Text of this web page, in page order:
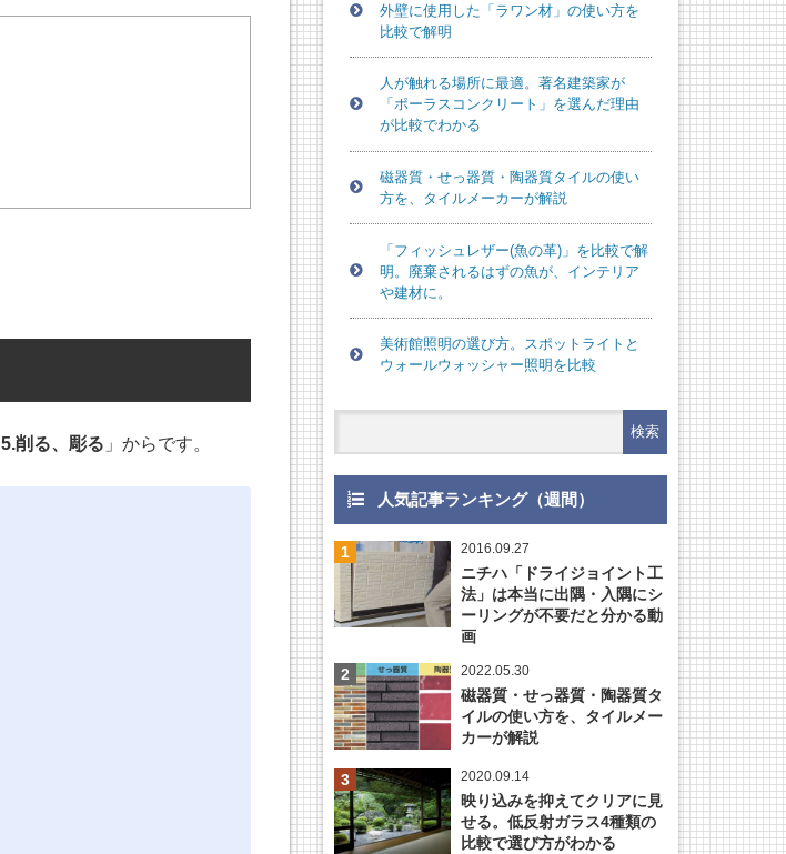
5.削る、彫る 」からです。
外壁に使用した「ラワン材」の使い方を
比較で解明
人が触れる場所に最適。著名建築家が
「ポーラスコンクリート」を選んだ理由
が比較でわかる
磁器質・せっ器質・陶器質タイルの使い
方を、タイルメーカーが解説
「フィッシュレザー(魚の革)」を比較で解
明。廃棄されるはずの魚が、インテリア
や建材に。
美術館照明の選び方。スポットライトと
ウォールウォッシャー照明を比較
人気記事ランキング（週間）
2016.09.27
ニチハ「ドライジョイント工
法」は本当に出隅・入隅にシ
ーリングが不要だと分かる動
画
2022.05.30
磁器質・せっ器質・陶器質タ
イルの使い方を、タイルメー
カーが解説
2020.09.14
映り込みを抑えてクリアに見
せる。低反射ガラス4種類の
比較で選び方がわかる